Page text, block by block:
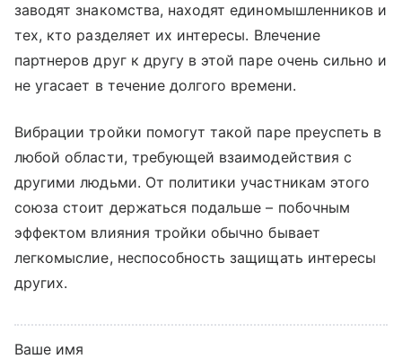
заводят знакомства, находят единомышленников и
тех, кто разделяет их интересы. Влечение
партнеров друг к другу в этой паре очень сильно и
не угасает в течение долгого времени.
Вибрации тройки помогут такой паре преуспеть в
любой области, требующей взаимодействия с
другими людьми. От политики участникам этого
союза стоит держаться подальше – побочным
эффектом влияния тройки обычно бывает
легкомыслие, неспособность защищать интересы
других.
Ваше имя